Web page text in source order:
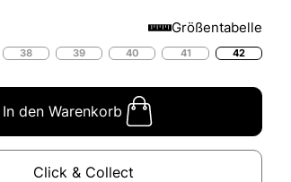
Größentabelle
38 39 40 41 42
In den Warenkorb
Click & Collect